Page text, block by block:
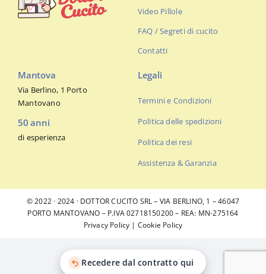
Video Pillole
FAQ / Segreti di cucito
Contatti
Mantova
Via Berlino, 1 Porto
Mantovano
50 anni
di esperienza
Legali
Termini e Condizioni
Politica delle spedizioni
Politica dei resi
Assistenza & Garanzia
© 2022 · 2024 · DOTTOR CUCITO SRL – VIA BERLINO, 1 – 46047
PORTO MANTOVANO – P.IVA 02718150200 – REA: MN-275164
Privacy Policy | Cookie Policy
Recedere dal contratto qui